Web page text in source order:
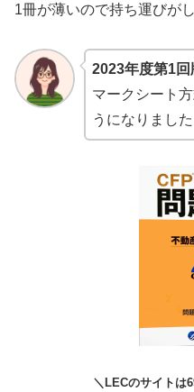
1冊が薄いので持ち運びが
2023年度第1回
マークシート
うになりました
＼LECのサイトは